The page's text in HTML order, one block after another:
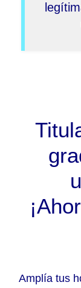
Amplía tus